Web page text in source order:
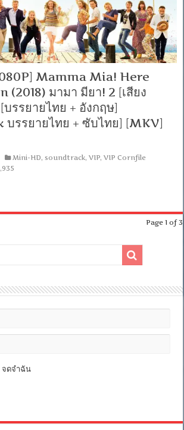
Mamma Mia! Here
(2018) มามา มียา! 2 [เสียง
รรยายไทย + อังกฤษ]
รรยายไทย + ซับไทย] [MKV]
Mini-HD, soundtrack,VIP,VIP Cornfile
Page 1 of 3
จดจำฉัน